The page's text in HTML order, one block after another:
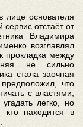
основателя
отстаёт от
Владимира
возглавлял
прокладка между
не сильно
стала заочная
что
с властями,
легко, но
кто находится в